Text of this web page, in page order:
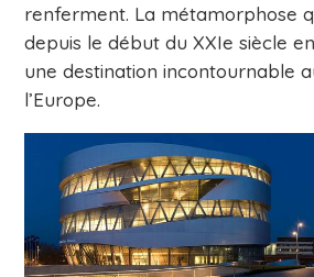
renferment. La métamorphose
depuis le début du XXIe siècle
une destination incontournable
l’Europe.